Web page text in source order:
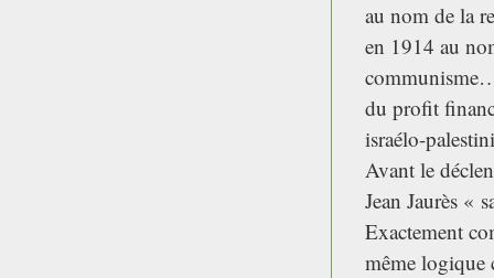
au nom de la
en 1914 au
du profit
israélo-
Avant le
Jean Jaurès «
Exactement
même logique